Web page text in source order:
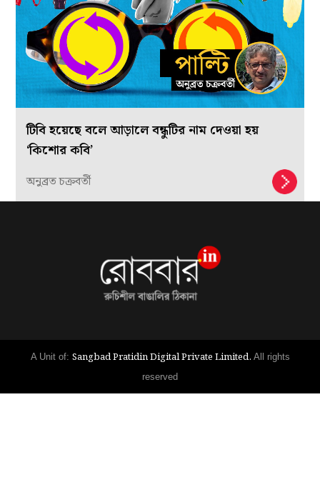
টিবি হয়েছে বলে আড়ালে বন্ধুটির নাম দেওয়া হয়
‘কিশোর কবি’
অনুব্রত চক্রবর্তী
A Unit of: Sangbad Pratidin Digital Private Limited. All rights
reserved